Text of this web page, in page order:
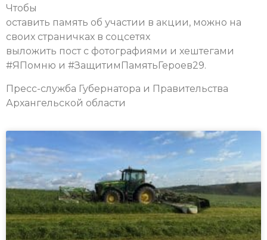
Чтобы
оставить память об участии в акции, можно на
своих страничках в соцсетях
выложить пост с фотографиями и хештегами
#ЯПомню и #ЗащитимПамятьГероев29.
Пресс-служба Губернатора и Правительства
Архангельской области